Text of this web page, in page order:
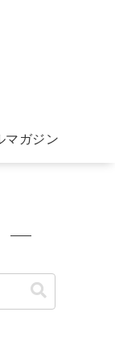
マガジン